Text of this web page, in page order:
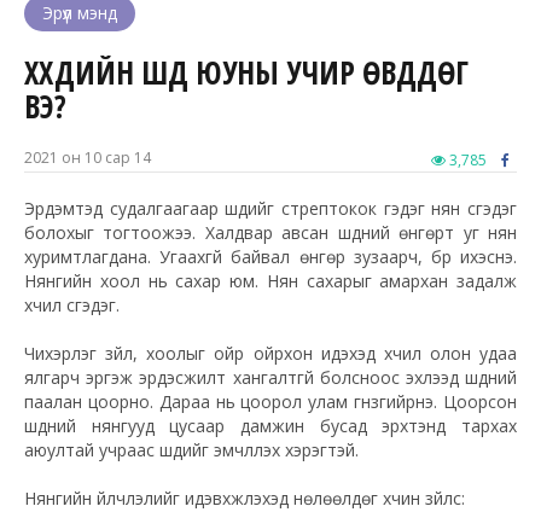
Эрүүл мэнд
ХҮҮХДИЙН ШҮД ЮУНЫ УЧИР ӨВДДӨГ
ВЭ?
2021 он 10 сар 14 3,785
Эрдэмтэд судалгаагаар шүдийг стрептокок гэдэг нян үүсгэдэг
болохыг тогтоожээ. Халдвар авсан шүдний өнгөрт уг нян
хуримтлагдана. Угаахгүй байвал өнгөр зузаарч, бүр ихэснэ.
Нянгийн хоол нь сахар юм. Нян сахарыг амархан задалж
хүчил үүсгэдэг.
Чихэрлэг зүйл, хоолыг ойр ойрхон идэхэд хүчил олон удаа
ялгарч эргэж эрдэсжилт хангалтгүй болсноос эхлээд шүдний
паалан цоорно. Дараа нь цоорол улам гүнзгийрнэ. Цоорсон
шүдний нянгууд цусаар дамжин бусад эрхтэнд тархах
аюултай учраас шүдийг эмчлүүлэх хэрэгтэй.
Нянгийн үйлчлэлийг идэвхжүүлэхэд нөлөөлдөг хүчин зүйлс: